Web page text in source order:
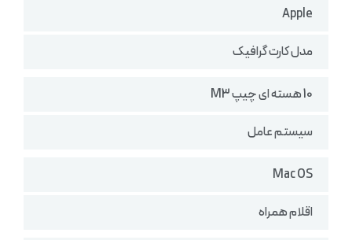
Apple
مدل کارت گرافیک
10 هسته ای چیپ M3
سیستم عامل
Mac OS
اقلام همراه